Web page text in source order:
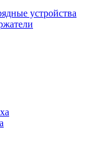
устройства